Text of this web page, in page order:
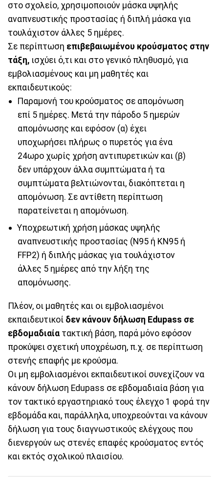
στο σχολείο, χρησιμοποιούν μάσκα υψηλής
αναπνευστικής προστασίας ή διπλή μάσκα για
τουλάχιστον άλλες 5 ημέρες.
Σε περίπτωση επιβεβαιωμένου κρούσματος στην
τάξη, ισχύει ό,τι και στο γενικό πληθυσμό, για
εμβολιασμένους και μη μαθητές και
εκπαιδευτικούς:
Παραμονή του κρούσματος σε απομόνωση
επί 5 ημέρες. Μετά την πάροδο 5 ημερών
απομόνωσης και εφόσον (α) έχει
υποχωρήσει πλήρως ο πυρετός για ένα
24ωρο χωρίς χρήση αντιπυρετικών και (β)
δεν υπάρχουν άλλα συμπτώματα ή τα
συμπτώματα βελτιώνονται, διακόπτεται η
απομόνωση. Σε αντίθετη περίπτωση
παρατείνεται η απομόνωση.
Υποχρεωτική χρήση μάσκας υψηλής
αναπνευστικής προστασίας (Ν95 ή ΚΝ95 ή
FFP2) ή διπλής μάσκας για τουλάχιστον
άλλες 5 ημέρες από την λήξη της
απομόνωσης.
Πλέον, οι μαθητές και οι εμβολιασμένοι
εκπαιδευτικοί δεν κάνουν δήλωση Edupass σε
εβδομαδιαία τακτική βάση, παρά μόνο εφόσον
προκύψει σχετική υποχρέωση, π.χ. σε περίπτωση
στενής επαφής με κρούσμα.
Οι μη εμβολιασμένοι εκπαιδευτικοί συνεχίζουν να
κάνουν δήλωση Edupass σε εβδομαδιαία βάση για
τον τακτικό εργαστηριακό τους έλεγχο 1 φορά την
εβδομάδα και, παράλληλα, υποχρεούνται να κάνουν
δήλωση για τους διαγνωστικούς ελέγχους που
διενεργούν ως στενές επαφές κρούσματος εντός
και εκτός σχολικού πλαισίου.